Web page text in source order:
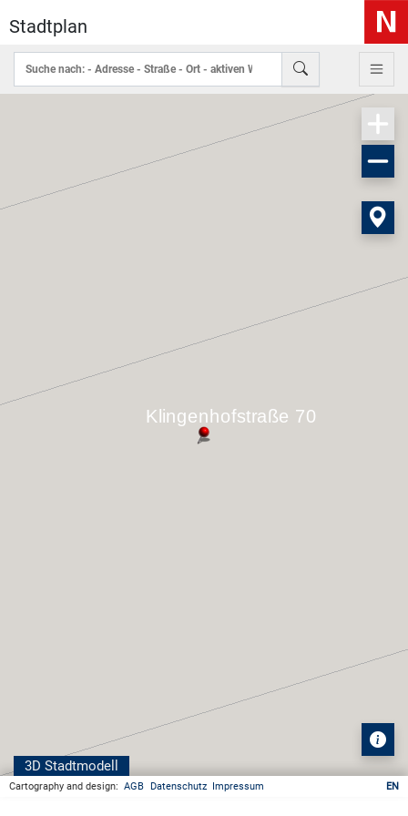
Stadtplan
3D Stadtmodell
Cartography and design: AGB Datenschutz Impressum EN